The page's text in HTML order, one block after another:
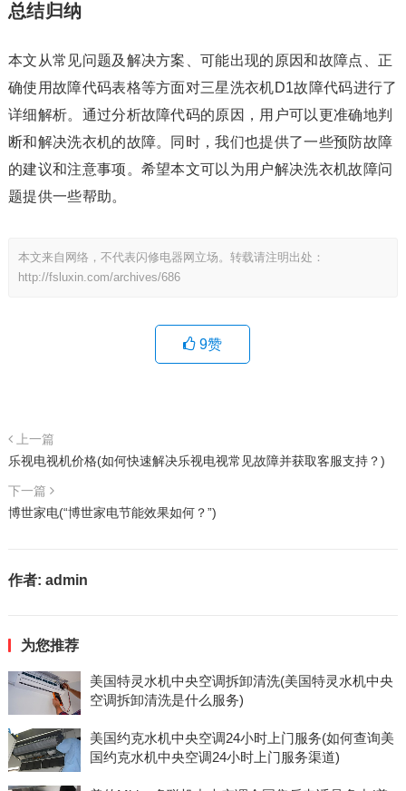
总结归纳
本文从常见问题及解决方案、可能出现的原因和故障点、正
确使用故障代码表格等方面对三星洗衣机D1故障代码进行了
详细解析。通过分析故障代码的原因，用户可以更准确地判
断和解决洗衣机的故障。同时，我们也提供了一些预防故障
的建议和注意事项。希望本文可以为用户解决洗衣机故障问
题提供一些帮助。
本文来自网络，不代表闪修电器网立场。转载请注明出处：
http://fsluxin.com/archives/686
9赞
上一篇
乐视电视机价格(如何快速解决乐视电视常见故障并获取客服支持？)
下一篇
博世家电(“博世家电节能效果如何？”)
作者: admin
为您推荐
美国特灵水机中央空调拆卸清洗(美国特灵水机中央
空调拆卸清洗是什么服务)
美国约克水机中央空调24小时上门服务(如何查询美
国约克水机中央空调24小时上门服务渠道)